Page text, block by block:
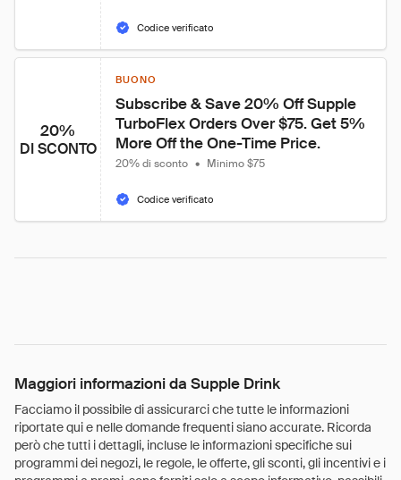
Codice verificato
20%
DI SCONTO
BUONO
Subscribe & Save 20% Off Supple
TurboFlex Orders Over $75. Get 5%
More Off the One-Time Price.
20% di sconto • Minimo $75
Codice verificato
Maggiori informazioni da Supple Drink
Facciamo il possibile di assicurarci che tutte le informazioni
riportate qui e nelle domande frequenti siano accurate. Ricorda
però che tutti i dettagli, incluse le informazioni specifiche sui
programmi dei negozi, le regole, le offerte, gli sconti, gli incentivi e i